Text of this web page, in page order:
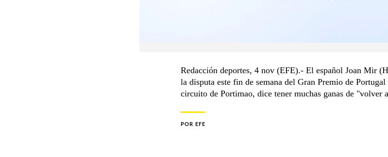
Redacción deportes, 4 nov (EFE).- El español Joan Mir
la disputa este fin de semana del Gran Premio de
circuito de Portimao, dice tener muchas ganas de "volver
POR EFE